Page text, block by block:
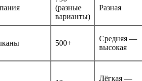
(разные
варианты)
Разная
500+
Средняя —
высокая
Лёгкая —